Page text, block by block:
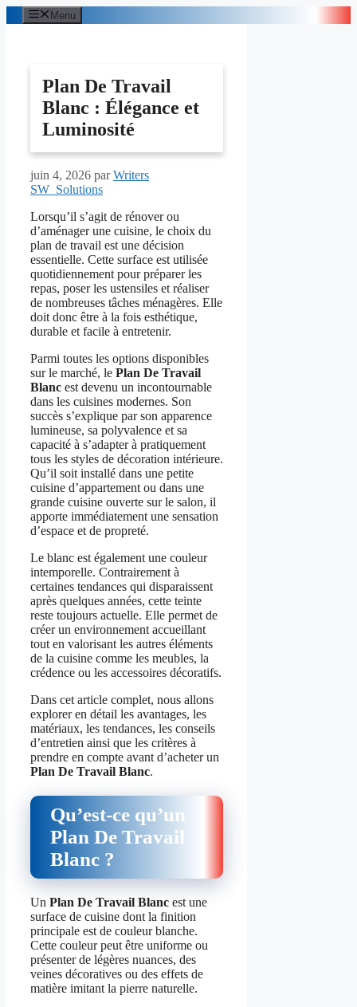
Aller
au
Menu
Plan De Travail
Blanc : Élégance et
Luminosité
juin 4, 2026 parWriters
SW_Solutions
Lorsqu’il s’agit de rénover ou
d’aménager une cuisine, le choix du
plan de travail est une décision
essentielle. Cette surface est utilisée
quotidiennement pour préparer les
repas, poser les ustensiles et réaliser
de nombreuses tâches ménagères. Elle
doit donc être à la fois esthétique,
durable et facile à entretenir.
Parmi toutes les options disponibles
sur le marché, le Plan De Travail
Blanc est devenu un incontournable
dans les cuisines modernes. Son
succès s’explique par son apparence
lumineuse, sa polyvalence et sa
capacité à s’adapter à pratiquement
tous les styles de décoration intérieure.
Qu’il soit installé dans une petite
cuisine d’appartement ou dans une
grande cuisine ouverte sur le salon, il
apporte immédiatement une sensation
d’espace et de propreté.
Le blanc est également une couleur
intemporelle. Contrairement à
certaines tendances qui disparaissent
après quelques années, cette teinte
reste toujours actuelle. Elle permet de
créer un environnement accueillant
tout en valorisant les autres éléments
de la cuisine comme les meubles, la
crédence ou les accessoires décoratifs.
Dans cet article complet, nous allons
explorer en détail les avantages, les
matériaux, les tendances, les conseils
d’entretien ainsi que les critères à
prendre en compte avant d’acheter un
Plan De Travail Blanc.
Qu’est-ce qu’un
Plan De Travail
Blanc ?
Un Plan De Travail Blanc est une
surface de cuisine dont la finition
principale est de couleur blanche.
Cette couleur peut être uniforme ou
présenter de légères nuances, des
veines décoratives ou des effets de
matière imitant la pierre naturelle.